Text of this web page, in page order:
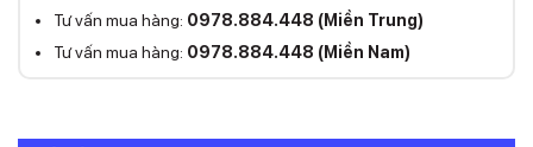
Tư vấn mua hàng: 0978.884.448 (Miền Trung)
Tư vấn mua hàng: 0978.884.448 (Miền Nam)